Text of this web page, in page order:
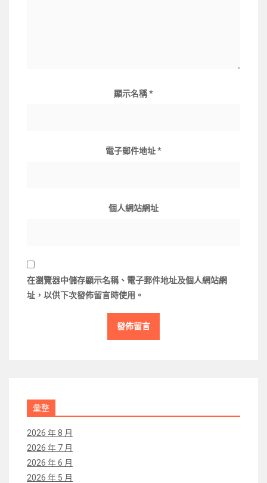
顯示名稱*
電子郵件地址*
個人網站網址
在瀏覽器中儲存顯示名稱、電子郵件地址及個人網站網
址，以供下次發佈留言時使用。
彙整
2026 年 8 月
2026 年 7 月
2026 年 6 月
2026 年 5 月